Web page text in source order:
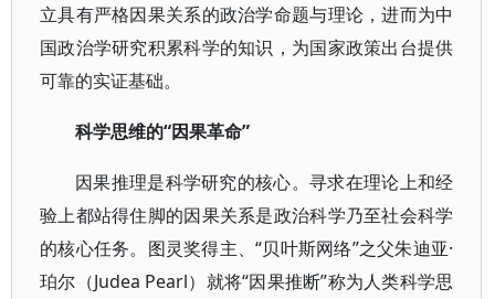
立具有严格因果关系的政治学命题与理论，进而为中
国政治学研究积累科学的知识，为国家政策出台提供
可靠的实证基础。
科学思维的“因果革命”
因果推理是科学研究的核心。寻求在理论上和经
验上都站得住脚的因果关系是政治科学乃至社会科学
的核心任务。图灵奖得主、“贝叶斯网络”之父朱迪亚·
珀尔（Judea Pearl）就将“因果推断”称为人类科学思